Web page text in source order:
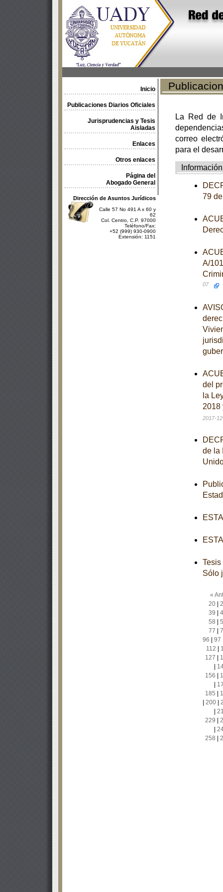
Inicio
Publicaciones Diarios Oficiales
Jurisprudencias y Tesis
Aisladas
Enlaces
Otros enlaces
Página del
Abogado General
Dirección de Asuntos Jurídicos
Calle 57 No 491 A x 60 y
62
Col. Centro, C.P. 97000
Teléfono/Fax:
+52 (999) 930-0900
Extensión: 1151
La Red de
correo
para el
Información
79
A/
07
del
la
2018
2017-
de la
Sólo
«
20|
39
58
77
96
97
112
127
156
185
200|
229
258